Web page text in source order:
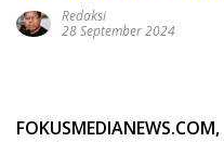
Redaksi
28 September 2024
FOKUSMEDIANEWS.COM,